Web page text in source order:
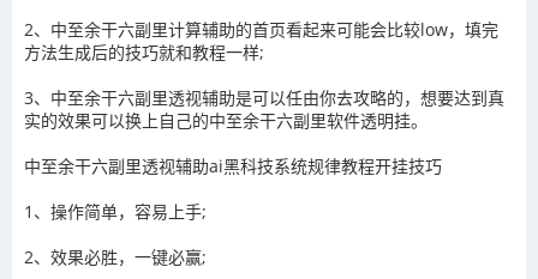
2、 中至余干六副里计算辅助的首页看起来可能会比较low，填完
方法生成后的技巧就和教程一样;
3、 中至余干六副里透视辅助是可以任由你去攻略的，想要达到真
实的效果可以换上自己的中至余干六副里软件透明挂。
中至余干六副里透视辅助ai黑科技系统规律教程开挂技巧
1、操作简单，容易上手;
2、效果必胜，一键必赢;